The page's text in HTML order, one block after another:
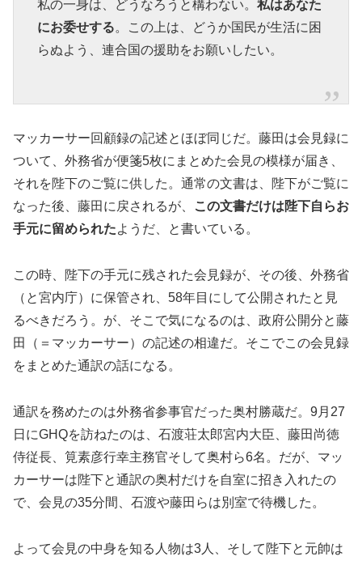
私の一身は、どうなろうと構わない。 私はあなた
にお委せする。この上は、どうか国民が生活に困
らぬよう、連合国の援助をお願いしたい。
マッカーサー回顧録の記述とほぼ同じだ。藤田は会見録に
ついて、外務省が便箋5枚にまとめた会見の模様が届き、
それを陛下のご覧に供した。通常の文書は、陛下がご覧に
なった後、藤田に戻されるが、
この文書だけは陛下自らお
手元に留められたようだ、と書いている。
この時、陛下の手元に残された会見録が、その後、外務省
（と宮内庁）に保管され、58年目にして公開されたと見
るべきだろう。が、そこで気になるのは、政府公開分と藤
田（＝マッカーサー）の記述の相違だ。そこでこの会見録
をまとめた通訳の話になる。
通訳を務めたのは外務省参事官だった奥村勝蔵だ。9月27
日にGHQを訪ねたのは、石渡荘太郎宮内大臣、藤田尚徳
侍従長、筧素彦行幸主務官そして奥村ら6名。だが、マッ
カーサーは陛下と通訳の奥村だけを自室に招き入れたの
で、会見の35分間、石渡や藤田らは別室で待機した。
よって会見の中身を知る人物は3人、そして陛下と元帥は